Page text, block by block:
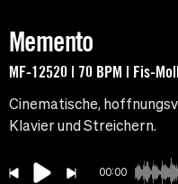
Memento
MF-12520 | 70 BPM | Fis-Moll
Cinematische,
Klavier und Streichern.
00:00